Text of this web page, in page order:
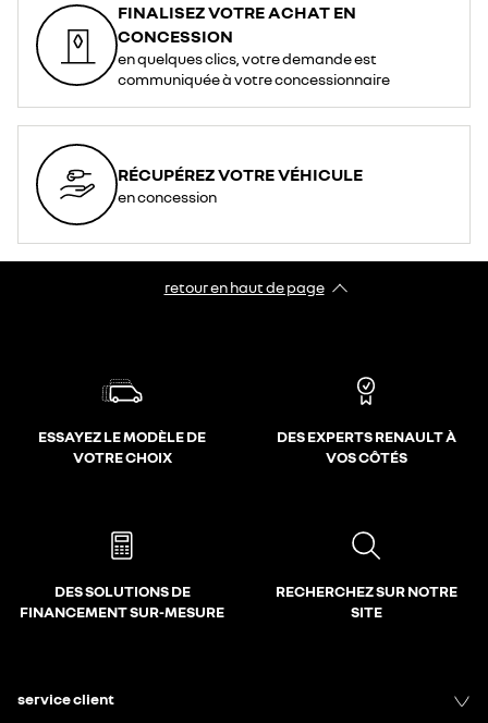
FINALISEZ VOTRE ACHAT EN
CONCESSION
en quelques clics, votre demande est
communiquée à votre concessionnaire
RÉCUPÉREZ VOTRE VÉHICULE
en concession
retour en haut de page​
ESSAYEZ LE MODÈLE DE
VOTRE CHOIX
DES EXPERTS RENAULT À
VOS CÔTÉS
DES SOLUTIONS DE
FINANCEMENT SUR-MESURE
RECHERCHEZ SUR NOTRE
SITE
service client